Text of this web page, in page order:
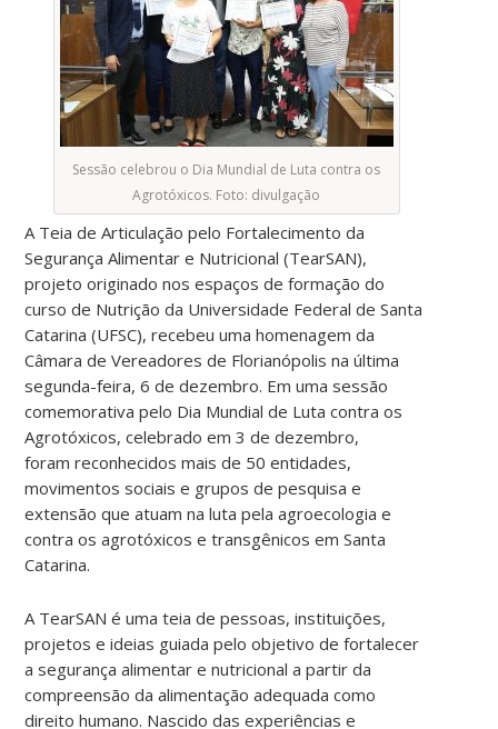
Sessão celebrou o Dia Mundial de Luta contra os
Agrotóxicos. Foto: divulgação
A Teia de Articulação pelo Fortalecimento da
Segurança Alimentar e Nutricional (TearSAN),
projeto originado nos espaços de formação do
curso de Nutrição da Universidade Federal de Santa
Catarina (UFSC), recebeu uma homenagem da
Câmara de Vereadores de Florianópolis na última
segunda-feira, 6 de dezembro. Em uma sessão
comemorativa pelo Dia Mundial de Luta contra os
Agrotóxicos, celebrado em 3 de dezembro,
foram reconhecidos mais de 50 entidades,
movimentos sociais e grupos de pesquisa e
extensão que atuam na luta pela agroecologia e
contra os agrotóxicos e transgênicos em Santa
Catarina.
A TearSAN é uma teia de pessoas, instituições,
projetos e ideias guiada pelo objetivo de fortalecer
a segurança alimentar e nutricional a partir da
compreensão da alimentação adequada como
direito humano. Nascido das experiências e